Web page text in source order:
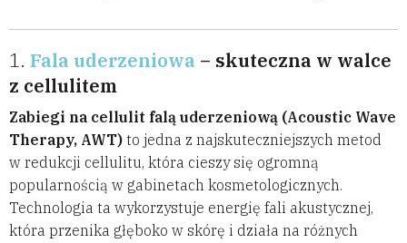
1. Fala uderzeniowa – skuteczna w walce
z cellulitem
Zabiegi na cellulit falą uderzeniową (Acoustic Wave
Therapy, AWT) to jedna z najskuteczniejszych metod
w redukcji cellulitu, która cieszy się ogromną
popularnością w gabinetach kosmetologicznych.
Technologia ta wykorzystuje energię fali akustycznej,
która przenika głęboko w skórę i działa na różnych